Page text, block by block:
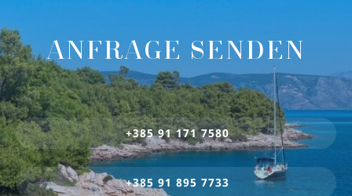
ANFRAGE SENDEN
+385 91 171 7580
+385 91 895 7733